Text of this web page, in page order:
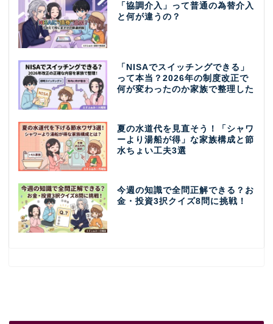
「協調介入」って普通の為替介入
と何が違うの？
「NISAでスイッチングできる」
って本当？2026年の制度改正で
何が変わったのか家族で整理した
夏の水道代を見直そう！「シャワ
ーより湯船が得」な家族構成と節
水ちょい工夫3選
今週の知識で全問正解できる？お
金・投資3択クイズ8問に挑戦！